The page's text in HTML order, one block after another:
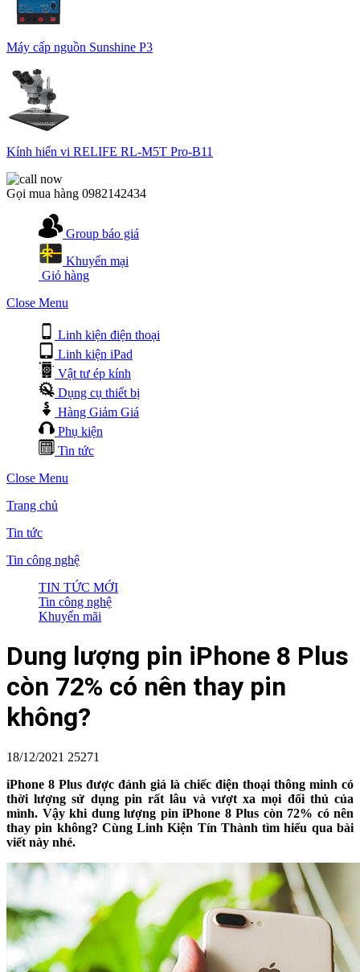
Máy cấp nguồn Sunshine P3
Kính hiển vi RELIFE RL-M5T Pro-B11
Gọi mua hàng 0982142434
Group báo giá
Khuyến mại
Giỏ hàng
Close Menu
Linh kiện điện thoại
Linh kiện iPad
Vật tư ép kính
Dụng cụ thiết bị
Hàng Giảm Giá
Phụ kiện
Tin tức
Close Menu
Trang chủ
Tin tức
Tin công nghệ
TIN TỨC MỚI
Tin công nghệ
Khuyến mãi
Dung lượng pin iPhone 8 Plus
còn 72% có nên thay pin
không?
18/12/2021 25271
iPhone 8 Plus được đánh giá là chiếc điện thoại thông minh có
thời lượng sử dụng pin rất lâu và vượt xa mọi đối thủ của
mình. Vậy khi dung lượng pin iPhone 8 Plus còn 72% có nên
thay pin không? Cùng Linh Kiện Tín Thành tìm hiểu qua bài
viết này nhé.